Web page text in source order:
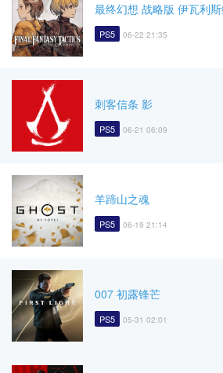
最终幻想 战略版 伊瓦利
PS5 06-22 21:35
刺客信条 影
PS5 06-21 06:09
羊蹄山之魂
PS5 06-19 21:14
007 初露锋芒
PS5 05-31 02:01